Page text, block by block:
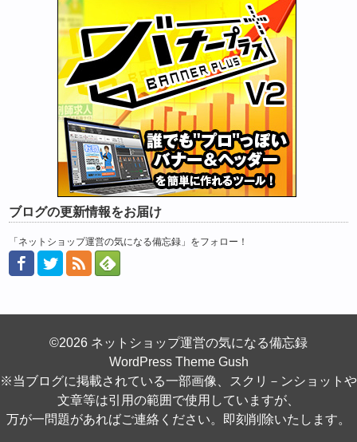
ブログの更新情報をお届け
「ネットショップ運営の気になる備忘録」をフォロー！
©2026 ネットショップ運営の気になる備忘録
WordPress Theme Gush
※当ブログに掲載されている一部画像、スクリ－ンショットや
文章等は引用の範囲で使用していますが、
万が一問題があればご連絡ください。即刻削除いたします。